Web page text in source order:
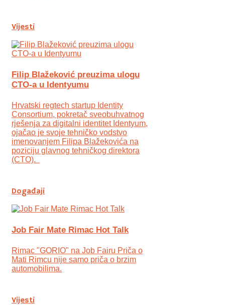
Vijesti
Filip Blažeković preuzima ulogu
CTO-a u Identyumu
Hrvatski regtech startup Identity
Consortium, pokretač sveobuhvatnog
rješenja za digitalni identitet Identyum,
ojаčao je svoje tehničko vodstvo
imenovanjem Filipa Blažekovića na
poziciju glavnog tehničkog direktora
(CTO).
Događaji
Job Fair Mate Rimac Hot Talk
Rimac "GORIO" na Job Fairu Priča o
Mati Rimcu nije samo priča o brzim
automobilima.
Vijesti